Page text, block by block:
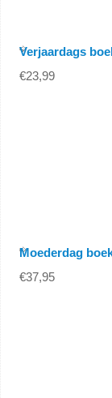
Verjaardags
€23,99
Moederdag
€37,95